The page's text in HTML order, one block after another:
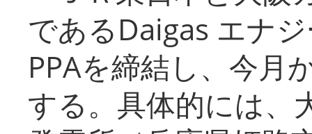
であるDaigas エナ
PPAを締結し、今月
する。具体的には、